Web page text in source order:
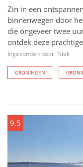
Zin in een
binnenwegen door
die ongeveer twee
ontdek deze
Ingezonden door: Niek
GRONINGEN
9.5